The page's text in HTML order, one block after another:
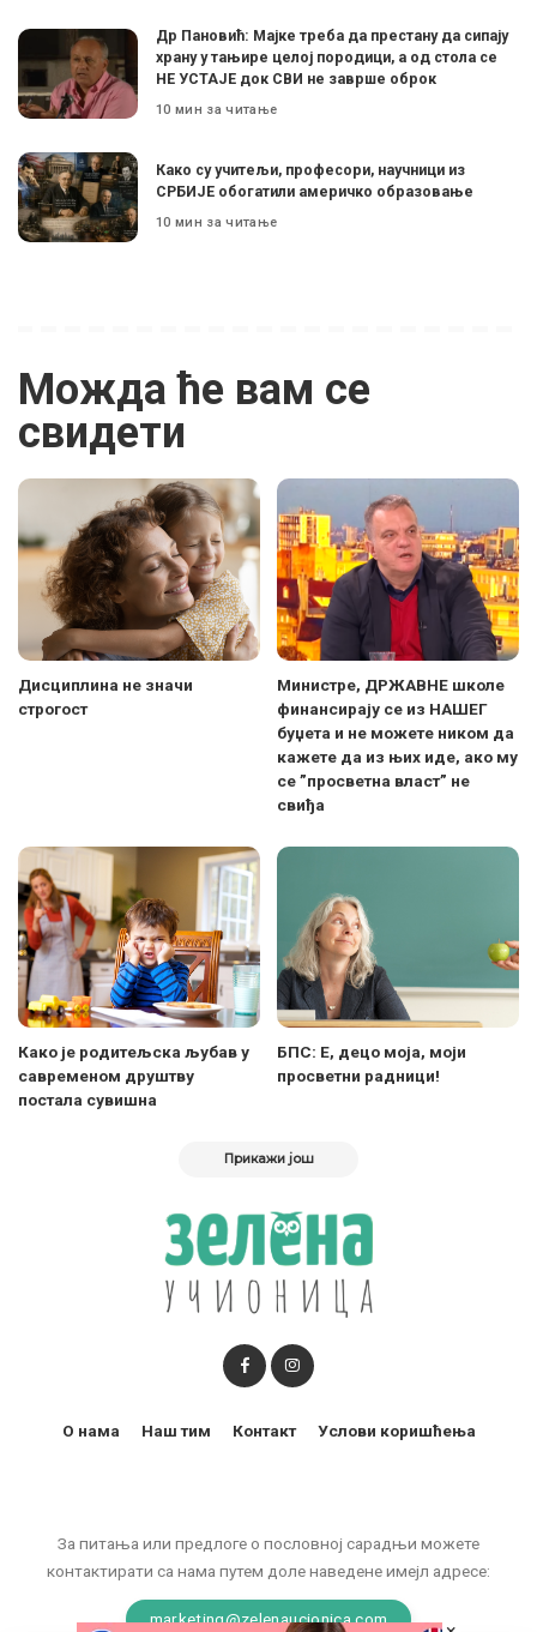
Др Пановић: Мајке треба да престану да сипају
храну у тањире целој породици, а од стола се
НЕ УСТАЈЕ док СВИ не заврше оброк
10 мин за читање
Како су учитељи, професори, научници из
СРБИЈЕ обогатили америчко образовање
10 мин за читање
Можда ће вам се
свидети
Дисциплина не значи
строгост
Министре, ДРЖАВНЕ школе
финансирају се из НАШЕГ
буџета и не можете ником да
кажете да из њих иде, ако му
се ”просветна власт” не
свиђа
Како је родитељска љубав у
савременом друштву
постала сувишна
БПС: Е, децо моја, моји
просветни радници!
Прикажи још
За питања или предлоге о пословној сарадњи можете
контактирати са нама путем доле наведене имејл адресе:
marketing@zelenaucionica.com
О нама Наш тим Контакт Услови коришћења